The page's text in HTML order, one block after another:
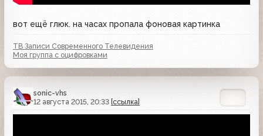
вот ещё глюк. на часах пропала фоновая картинка
ТВ Записи Современного Телевидения
Моя группа с оцифровками
sonic-vhs
12 августа 2015, 20:33 [ссылка]